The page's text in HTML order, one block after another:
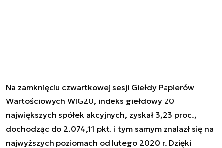
Na zamknięciu czwartkowej sesji Giełdy Papierów
Wartościowych WIG20, indeks giełdowy 20
największych spółek akcyjnych, zyskał 3,23 proc.,
dochodząc do 2.074,11 pkt. i tym samym znalazł się na
najwyższych poziomach od lutego 2020 r. Dzięki